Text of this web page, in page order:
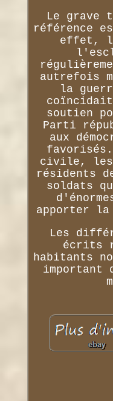
Le
référence
effet,
autrefois
la
coïncidait
soutien
Parti
aux
civile, les
résidents
soldats
apporter
Les
écrits
habitants